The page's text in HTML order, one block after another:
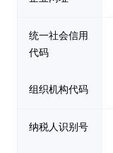
统一社会信用
代码
组织机构代码
纳税人识别号